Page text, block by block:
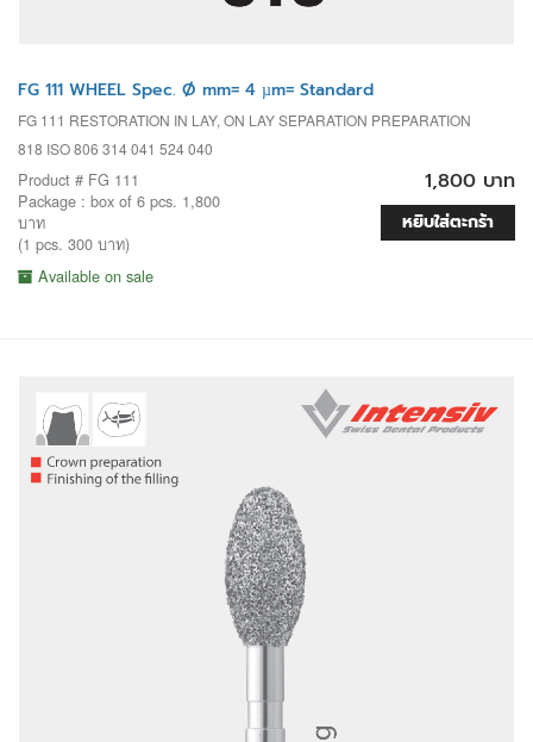
FG 111 WHEEL Spec. Ø mm= 4 µm= Standard
FG 111 RESTORATION IN LAY, ON LAY SEPARATION PREPARATION
818 ISO 806 314 041 524 040
Product # FG 111
Package : box of 6 pcs. 1,800
บาท
(1 pcs. 300 บาท)
Available on sale
1,800 บาท
หยิบใส่ตะกร้า